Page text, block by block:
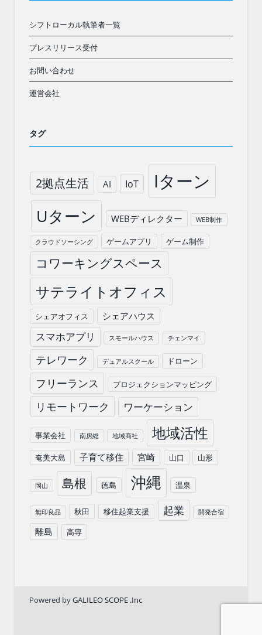
シフトローカル執筆者一覧
プレスリリース受付
お問い合わせ
運営会社
タグ
2拠点生活 AI IoT Iターン
Uターン WEBディレクター WEB制作
クラウドソーシング ゲームアプリ ゲーム制作
コワーキングスペース
サテライトオフィス
シェアオフィス シェアハウス
スマホアプリ スモールハウス チェンマイ
テレワーク デュアルスクール ドローン
フリーランス プロジェクションマッピング
リモートワーク ワーケーション
事業会社 南房総 地域商社 地域活性
奄美大島 子育て移住 宮崎 山口 山形
岡山 島根 徳島 沖縄 温泉
無印良品 秋田 移住起業支援 起業 開発合宿
離島 高専
Powered byGALILEO SCOPE .Inc